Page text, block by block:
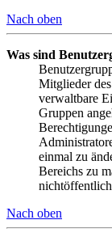
Nach oben
Was sind
Mitglieder
verwaltbare
Gruppen
einmal zu
Bereichs zu
Nach oben